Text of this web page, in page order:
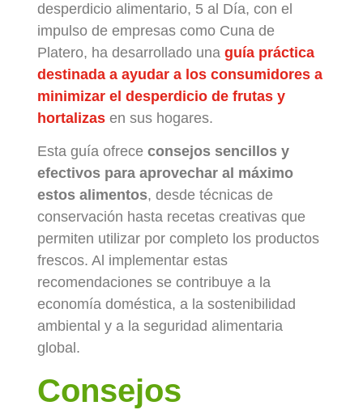
desperdicio alimentario, 5 al Día, con el
impulso de empresas como Cuna de
Platero, ha desarrollado una guía práctica
destinada a ayudar a los consumidores a
minimizar el desperdicio de frutas y
hortalizasen sus hogares.
Esta guía ofrece consejos sencillos y
efectivos para aprovechar al máximo
estos alimentos, desde técnicas de
conservación hasta recetas creativas que
permiten utilizar por completo los productos
frescos. Al implementar estas
recomendaciones se contribuye a la
economía doméstica, a la sostenibilidad
ambiental y a la seguridad alimentaria
global.
Consejos